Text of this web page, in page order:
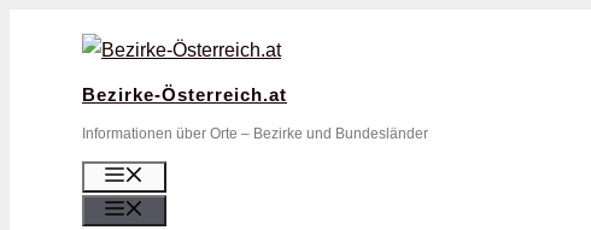
Bezirke-Österreich.at
Informationen über Orte – Bezirke und Bundesländer